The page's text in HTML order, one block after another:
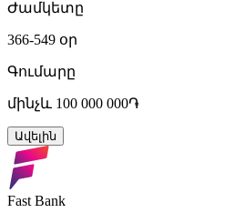
Ժամկետը
366-549 օր
Գումարը
մինչև 100 000 000֏
Ավելին
Fast Bank